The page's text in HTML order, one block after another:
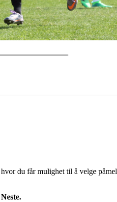
du får mulighet til å velge